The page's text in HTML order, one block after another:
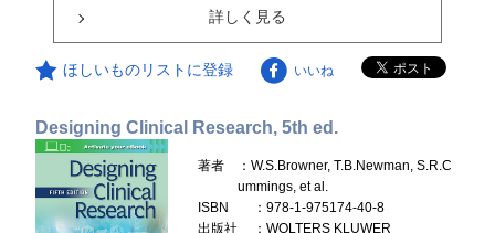
詳しく見る
ほしいものリストに登録 いいね
Designing Clinical Research, 5th ed.
著者
：W.S.Browner, T.B.Newman, S.R.C
ummings, et al.
ISBN
：978-1-975174-40-8
出版社
：WOLTERS KLUWER